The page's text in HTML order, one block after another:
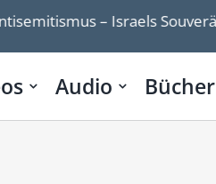
Souveränität bleibt
Audio Bücher